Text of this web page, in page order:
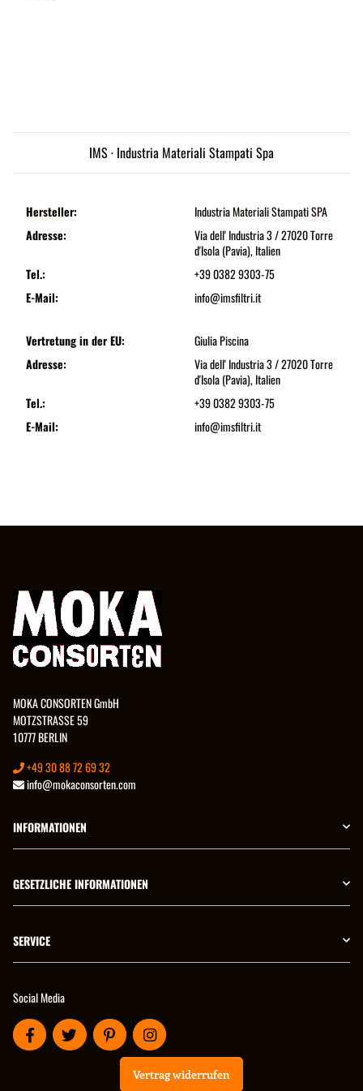
IMS · Industria Materiali Stampati Spa
Hersteller:
Industria Materiali Stampati SPA
Adresse:
Via dell' Industria 3 / 27020 Torre
d'Isola (Pavia), Italien
Tel.:
+39 0382 9303-75
E-Mail:
info@imsfiltri.it
Vertretung in der EU:
Giulia Piscina
Adresse:
Via dell' Industria 3 / 27020 Torre
d'Isola (Pavia), Italien
Tel.:
+39 0382 9303-75
E-Mail:
info@imsfiltri.it
MOKA CONSORTEN GmbH
MOTZSTRASSE 59
10777 BERLIN
+49 30 88 72 69 32
info@mokaconsorten.com
INFORMATIONEN
GESETZLICHE INFORMATIONEN
SERVICE
Social Media
Vertrag widerrufen